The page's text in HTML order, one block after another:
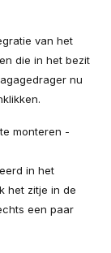
van het
die in het bezit
nu
monteren -
in het
het zitje in de
een paar